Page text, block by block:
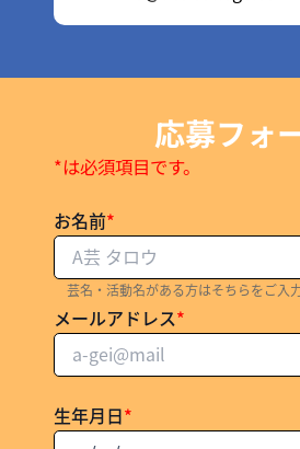
応募フォ
*は必須項目です。
お名前*
芸名・活動名がある方はそちらをご入
メールアドレス*
生年月日*